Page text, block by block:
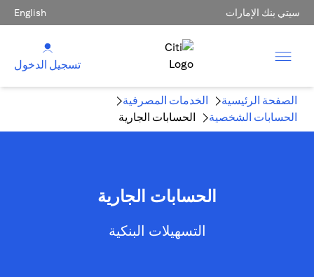
سيتي بنك الإمارات English
تسجيل الدخول
الصفحة الرئيسية
الخدمات المصرفية
الحسابات الشخصية
الحسابات الجارية
الحسابات الجارية
التسهيلات البنكية